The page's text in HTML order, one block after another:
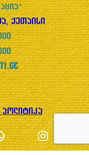
ქუთაისი
პოლიტიკა
Instagram